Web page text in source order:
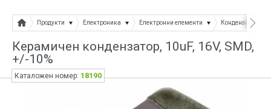
Продукти Електроника Електронни елементи Кондензатори
Керамичен кондензатор, 10uF, 16V, SMD,
+/-10%
Каталожен номер: 18190